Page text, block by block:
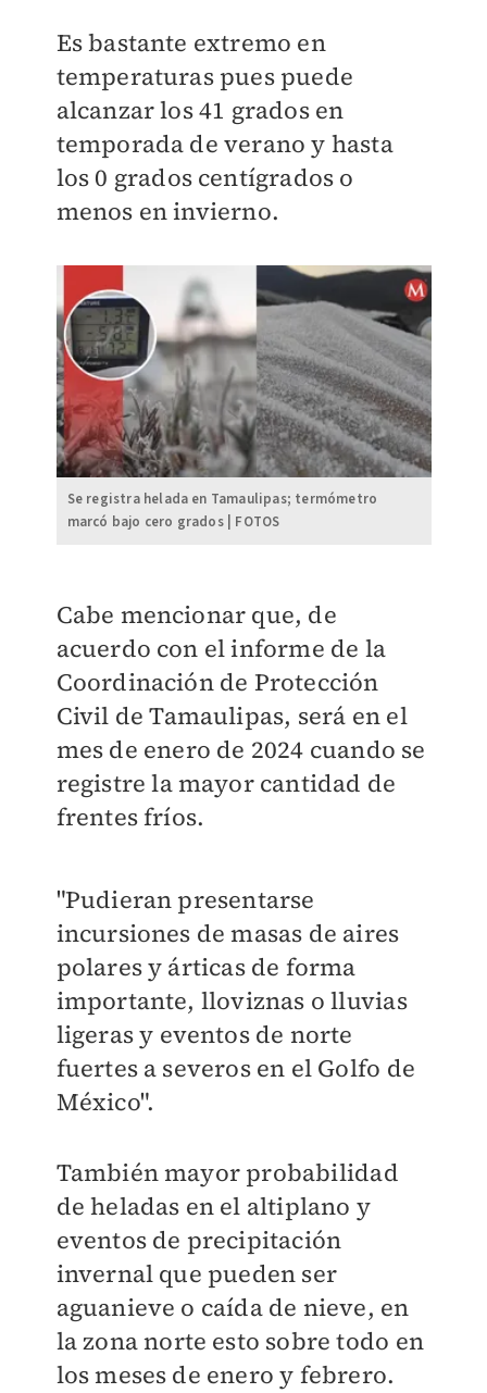
Es bastante extremo en
temperaturas pues puede
alcanzar los 41 grados en
temporada de verano y hasta
los 0 grados centígrados o
menos en invierno.
Se registra helada en Tamaulipas; termómetro
marcó bajo cero grados | FOTOS
Cabe mencionar que, de
acuerdo con el informe de la
Coordinación de Protección
Civil de Tamaulipas, será en el
mes de enero de 2024 cuando se
registre la mayor cantidad de
frentes fríos.
"Pudieran presentarse
incursiones de masas de aires
polares y árticas de forma
importante, lloviznas o lluvias
ligeras y eventos de norte
fuertes a severos en el Golfo de
México".
También mayor probabilidad
de heladas en el altiplano y
eventos de precipitación
invernal que pueden ser
aguanieve o caída de nieve, en
la zona norte esto sobre todo en
los meses de enero y febrero.